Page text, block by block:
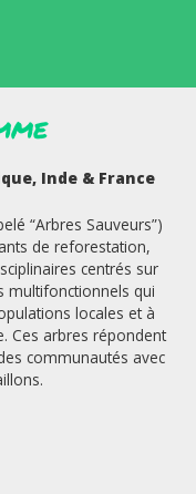
Inde & France
“Arbres Sauveurs”)
de reforestation,
centrés sur
multifonctionnels qui
locales et à
Ces arbres répondent
communautés avec